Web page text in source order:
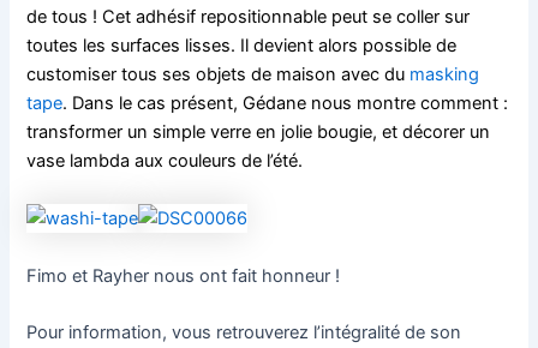
de tous ! Cet adhésif repositionnable peut se coller sur
toutes les surfaces lisses. Il devient alors possible de
customiser tous ses objets de maison avec du masking
tape. Dans le cas présent, Gédane nous montre comment :
transformer un simple verre en jolie bougie, et décorer un
vase lambda aux couleurs de l’été.
Fimo et Rayher nous ont fait honneur !
Pour information, vous retrouverez l’intégralité de son